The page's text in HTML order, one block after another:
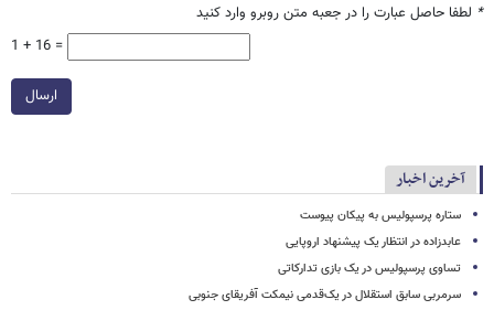
* لطفا حاصل عبارت را در جعبه متن روبرو وارد کنید
1 + 16 =
ارسال
آخرین اخبار
ستاره پرسپولیس به پیکان پیوست
عابدزاده در انتظار یک پیشنهاد اروپایی
تساوی پرسپولیس در یک بازی تدارکاتی
سرمربی سابق استقلال در یک‌قدمی نیمکت آفریقای جنوبی